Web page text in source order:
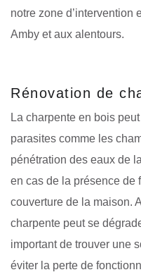
notre zone d’intervention
Amby et aux alentours.
Rénovation de
La charpente en bois
parasites comme les
pénétration des eaux de
en cas de la présence de
couverture de la maison.
charpente peut se
important de trouver une
éviter la perte de